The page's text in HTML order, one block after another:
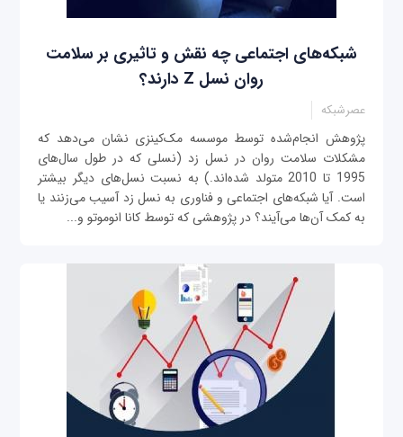
شبکه‌های اجتماعی چه نقش و تاثیری بر سلامت
روان نسل Z دارند؟
عصرشبکه
پژوهش انجام‌شده توسط موسسه مک‌کینزی نشان می‌دهد که
مشکلات سلامت روان در نسل زد (نسلی که در طول سال‌های
1995 تا 2010 متولد شده‌اند.) به نسبت نسل‌های دیگر بیشتر
است. آیا شبکه‌‌های اجتماعی و فناوری به نسل زد آسیب می‌‌زنند یا
به کمک آن‌ها می‌آیند؟ در پژوهشی که توسط کانا انوموتو و...